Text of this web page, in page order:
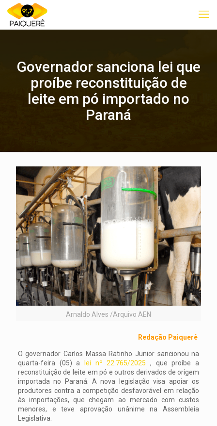
Governador sanciona lei que
proíbe reconstituição de
leite em pó importado no
Paraná
Arnaldo Alves /Arquivo AEN
Redação Paiquerê
O governador Carlos Massa Ratinho Junior sancionou na
quarta-feira (05) a lei nº 22.765/2025
, que proíbe a
reconstituição de leite em pó e outros derivados de origem
importada no Paraná. A nova legislação visa apoiar os
produtores contra a competição desfavorável em relação
às importações, que chegam ao mercado com custos
menores, e teve aprovação unânime na Assembleia
Legislativa.